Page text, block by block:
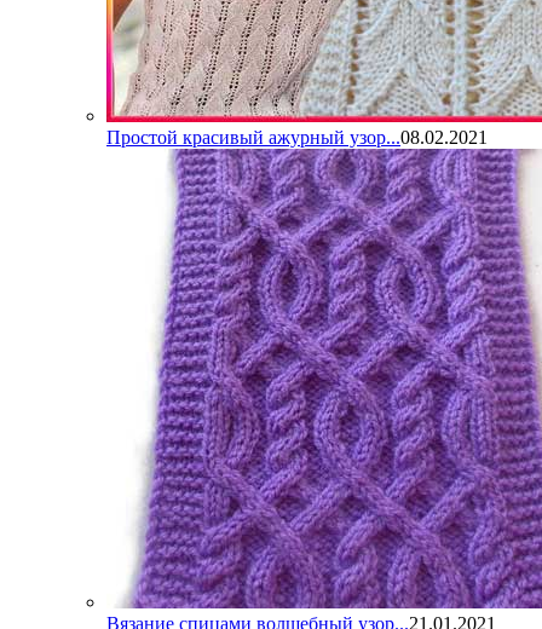
Простой красивый ажурный узор...08.02.2021
Вязание спицами волшебный узор...21.01.2021